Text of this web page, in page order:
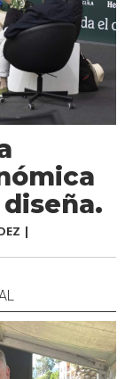
|